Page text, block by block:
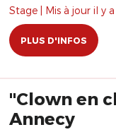
Stage | Mis à jour il y
PLUS D'INFOS
"Clown en
Annecy